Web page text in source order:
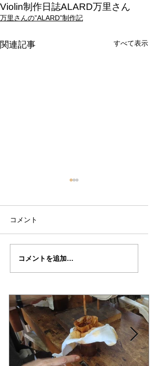
Violin制作日誌ALARD万里さん
万里さんの”ALARD”制作記
関連記事 すべて表示
万里さんの”ALARD"制
コメント
コメントを追加…